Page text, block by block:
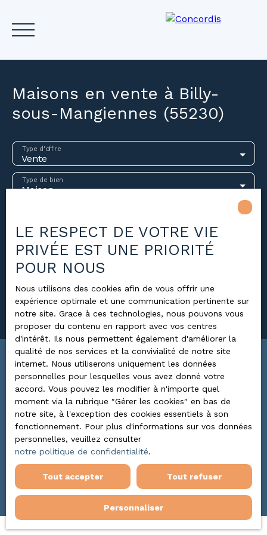
Estimez votre bien
Maisons en vente à Billy-
sous-Mangiennes (55230)
Vente
Type d'offre
Maison
Type de bien
Budget max (€)
Rechercher
Pertinence
Trier par
ALERTE MAIL
Aucun résultat
LE RESPECT DE VOTRE VIE
PRIVÉE EST UNE PRIORITÉ
POUR NOUS
Nous utilisons des cookies afin de vous offrir une
expérience optimale et une communication pertinente sur
notre site. Grace à ces technologies, nous pouvons vous
proposer du contenu en rapport avec vos centres
d'intérêt. Ils nous permettent également d'améliorer la
qualité de nos services et la convivialité de notre site
internet. Nous utiliserons uniquement les données
personnelles pour lesquelles vous avez donné votre
accord. Vous pouvez les modifier à n'importe quel
moment via la rubrique ″Gérer les cookies″ en bas de
notre site, à l'exception des cookies essentiels à son
fonctionnement. Pour plus d'informations sur vos données
personnelles, veuillez consulter
notre politique de confidentialité.
Tout accepter Tout refuser
Personnaliser